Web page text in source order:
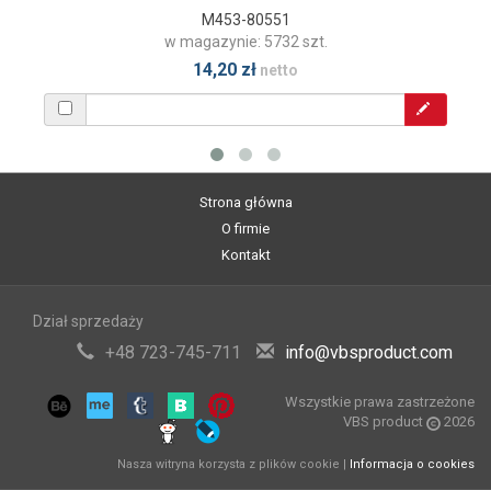
M453-80551
w magazynie: 5732 szt.
14,20 zł netto
Strona główna
O firmie
Kontakt
Dział sprzedaży
+48 723-745-711 info@vbsproduct.com
Wszystkie prawa zastrzeżone
VBS product
2026
Nasza witryna korzysta z plików cookie | Informacja o cookies